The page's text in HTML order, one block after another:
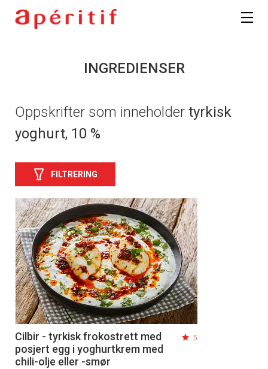
INGREDIENSER
Oppskrifter som inneholder tyrkisk
yoghurt, 10 %
FILTRERING
Cilbir - tyrkisk frokostrett med
posjert egg i yoghurtkrem med
chili-olje eller -smør
5